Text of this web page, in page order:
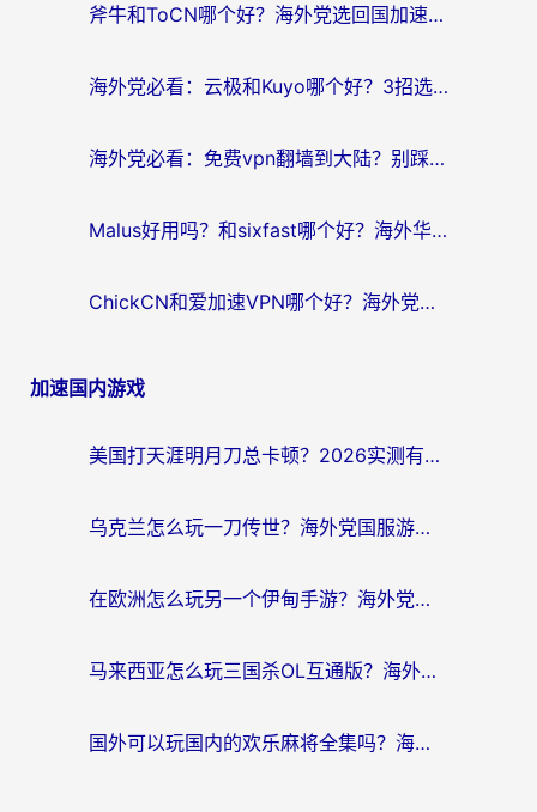
斧牛和ToCN哪个好？海外党选回国加速器的避坑指南（附免费工具推荐）
海外党必看：云极和Kuyo哪个好？3招选对回国加速器，无缝刷国内资源
海外党必看：免费vpn翻墙到大陆？别踩坑！教你选对回国加速器无缝追剧玩游戏
Malus好用吗？和sixfast哪个好？海外华人亲测3款热门回国加速器，附排名指南
ChickCN和爱加速VPN哪个好？海外党亲测3款回国加速器，这一款才是无缝访问国内资源的最优解
加速国内游戏
美国打天涯明月刀总卡顿？2026实测有效的加速器推荐（附跨平台使用技巧）
乌克兰怎么玩一刀传世？海外党国服游戏加速终极指南（附天下-异兽山海街头篮球实测）
在欧洲怎么玩另一个伊甸手游？海外党亲测有效的国服游戏加速指南
马来西亚怎么玩三国杀OL互通版？海外党必看的国服游戏加速器避坑指南
国外可以玩国内的欢乐麻将全集吗？海外党亲测有效的国服游戏加速指南